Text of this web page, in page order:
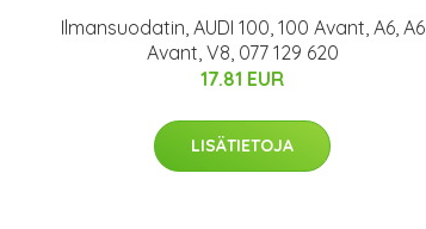
Ilmansuodatin, AUDI 100, 100 Avant, A6, A6
Avant, V8, 077 129 620
17.81 EUR
LISÄTIETOJA